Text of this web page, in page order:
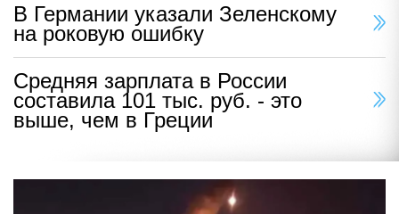
В Германии указали Зеленскому
на роковую ошибку
Средняя зарплата в России
составила 101 тыс. руб. - это
выше, чем в Греции